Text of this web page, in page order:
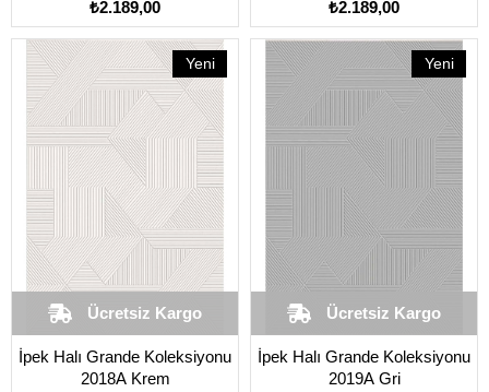
₺2.189,00
₺2.189,00
İpek Halı Grande Koleksiyonu
2018A Krem
Ücretsiz Kargo
Yeni
Ürün
İpek Halı Grande Koleksiyonu
2019A Gri
Ücretsiz Kargo
Yeni
Ürün